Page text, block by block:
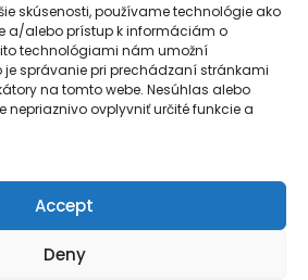
skúsenosti, používame technológie ako
a/alebo prístup k informáciám o
technológiami nám umožní
správanie pri prechádzaní stránkami
na tomto webe. Nesúhlas alebo
nepriaznivo ovplyvniť určité funkcie a
Accept
Deny
Všetky práva vyhradené